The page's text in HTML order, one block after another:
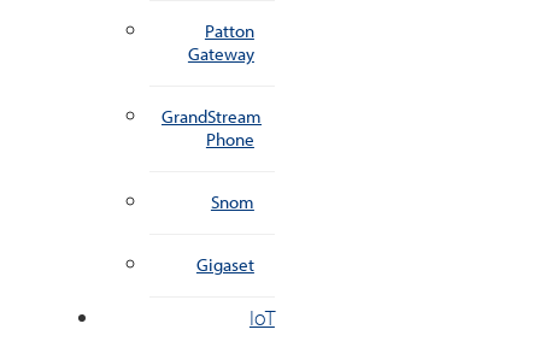
Patton
Gateway
GrandStream
Phone
Snom
Gigaset
IoT